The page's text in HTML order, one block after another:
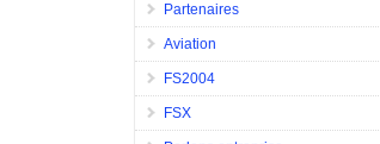
Partenaires
Aviation
FS2004
FSX